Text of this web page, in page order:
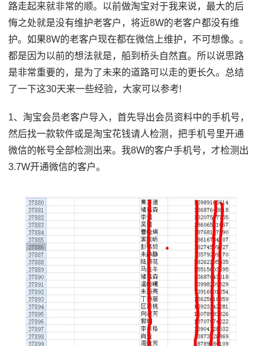
路走起来就非常的顺。以前做淘宝对于我来说，最大的后
悔之处就是没有维护老客户，将近8W的老客户都没有维
护。如果8W的老客户现在都在微信上维护，不可想像。。
都是因为以前的想法就是，船到桥头自然直。所以说思路
是非常重要的，是为了未来的道路可以走的更长久。总结
了一下这30天来一些经验，大家可以参考!
1、淘宝会员老客户导入，首先导出会员资料中的手机号，
然后找一款软件或是淘宝花钱请人检测，把手机号里开通
微信的帐号全部检测出来。我8W的客户手机号，才检测出
3.7W开通微信的客户。